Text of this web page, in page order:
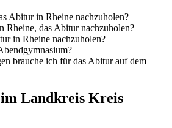
Abitur in Rheine nachzuholen?
Rheine, das Abitur nachzuholen?
in Rheine nachzuholen?
brauche ich für das Abitur auf dem
Landkreis Kreis